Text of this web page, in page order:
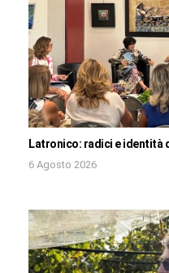
Latronico: radici e identità
6 Agosto 2026